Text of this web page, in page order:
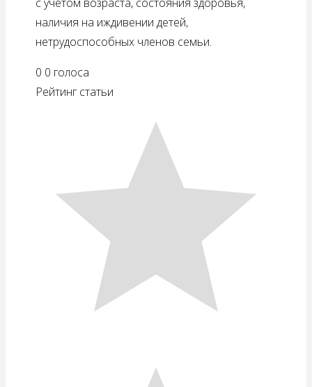
наличия на иждивении детей,
нетрудоспособных членов семьи.
0 0 голоса
Рейтинг статьи